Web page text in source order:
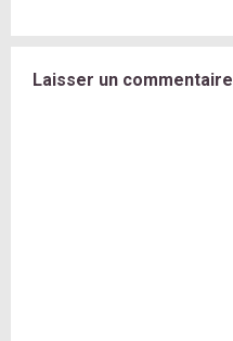
Laisser un commentaire